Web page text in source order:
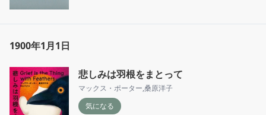
1900年1月1日
悲しみは羽根をまとって
マックス・ポーター,桑原洋子
気になる